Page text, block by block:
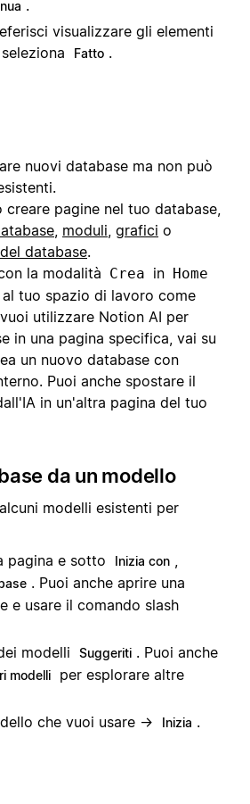
.
visualizzare gli elementi
Fatto .
nuovi database ma non può
pagine nel tuo database,
moduli grafici o
database.
la modalità Crea in Home
tuo spazio di lavoro come
utilizzare Notion AI per
in una pagina specifica, vai su
un nuovo database con
Puoi anche spostare il
in un'altra pagina del tuo
da un modello
modelli esistenti per
pagina e sotto
Inizia con
. Puoi anche aprire una
e usare il comando slash
modelli
Suggeriti . Puoi anche
modelli
per esplorare altre
che vuoi usare →
Inizia .